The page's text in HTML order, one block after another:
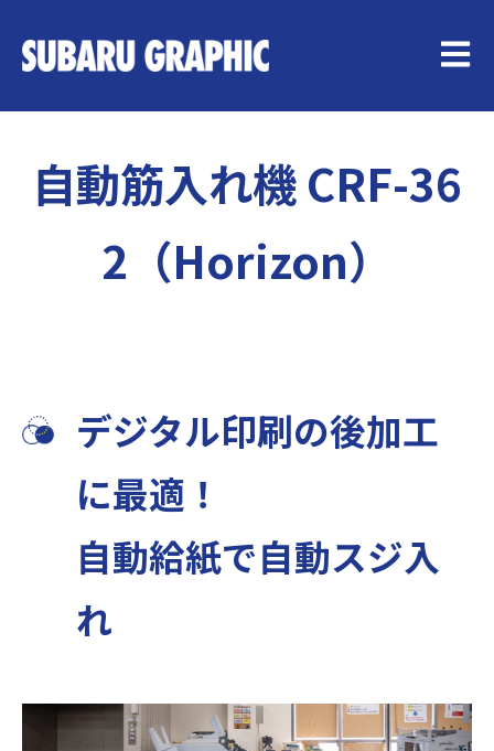
メイ
自動筋入れ機 CRF-36
2（Horizon）
デジタル印刷の後加工
に最適！
自動給紙で自動スジ入
れ